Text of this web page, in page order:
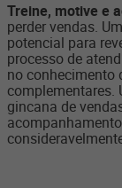
Treine, motive e
perder vendas.
potencial para
processo de
no conhecimento
complementares.
gincana de